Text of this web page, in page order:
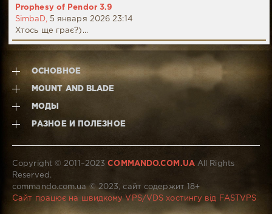
Prophesy of Pendor 3.9
SimbaD, 5 января 2026 23:14
Хтось ще грає?)...
ОСНОВНОЕ
MOUNT AND BLADE
МОДЫ
РАЗНОЕ И ПОЛЕЗНОЕ
Copyright © 2011–2023COMMANDO.COM.UAAll Rights
Reserved.
commando.com.ua © 2023, сайт содержит 18+
Сайт працює на швидкому VPS/VDS хостингу від FASTVPS